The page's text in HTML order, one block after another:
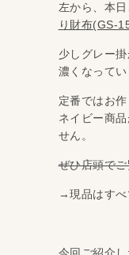
左から、本
り財布(GS-
少しグレー
濃くなってい
定番ではお
ネイビー商
せん。
ぜひ店頭で
→現品はすべ